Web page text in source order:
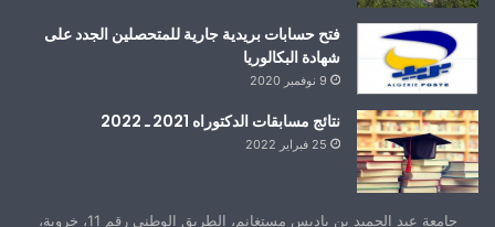
فتح حسابات بريدية جارية للمتحصلين الجدد على
شهادة البكالوريا
9 نوفمبر 2020
نتائج مسابقات الدكتوراه 2021 ـ 2022
25 فبراير 2022
جامعة عبد الحميد بن باديس مستغانم، الطريق الوطني رقم 11، خروبة،